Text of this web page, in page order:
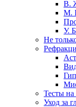
В.
М.
У.
Не
Тесты на
Уход за